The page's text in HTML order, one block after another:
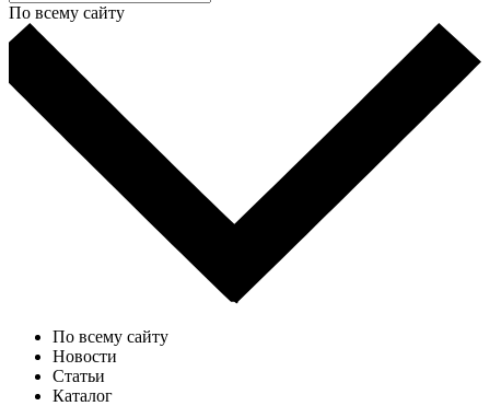
По всему сайту
По всему сайту
Новости
Статьи
Каталог